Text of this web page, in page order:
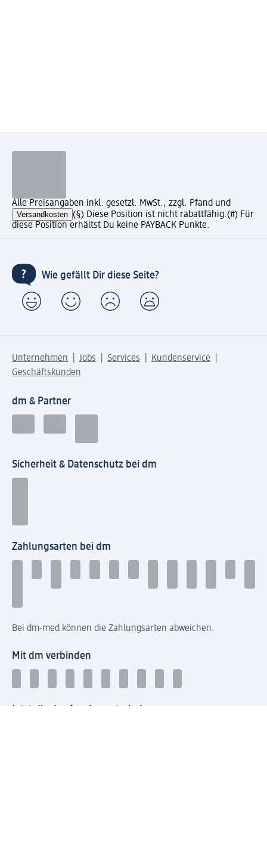
Alle Preisangaben inkl. gesetzl. MwSt., zzgl. Pfand und
Versandkosten (§) Diese Position ist nicht rabattfähig.(#) Für
diese Position erhältst Du keine PAYBACK Punkte.
Wie gefällt Dir diese Seite?
Unternehmen Jobs Services
Kundenservice
Geschäftskunden
dm & Partner
Sicherheit & Datenschutz bei dm
Zahlungsarten bei dm
Bei dm-med können die Zahlungsarten abweichen.
Mit dm verbinden
Jetzt die dm-App herunterladen